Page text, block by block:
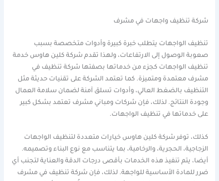
شركة تنظيف واجهات في مشرف
تنظيف الواجهات يتطلب خبرة كبيرة وأدوات متخصصة بسبب
صعوبة الوصول إلى الارتفاعات، ولهذا تقدم شركة كلين هاوس خدمة
تنظيف الواجهات كجزء من خدماتها بصفتها شركة تنظيف في
مشرف معتمدة ومتميزة. كما تعتمد الشركة على تقنيات حديثة مثل
التنظيف بالضغط العالي، وأدوات تسلق آمنة لضمان سلامة العمال
وجودة النتائج. لذلك، فإن شركات ومباني مشرف تعتمد بشكل كبير
على خدماتها في تنظيف الواجهات.
كذلك، توفر شركة كلين هاوس خيارات متعددة لتنظيف الواجهات
الزجاجية، الحجرية، والرخامية، بما يتناسب مع نوع البناء وتصميمه.
أيضا، يتم تنفيذ هذه الخدمات بأقصى درجات الدقة والعناية لتجنب أي
ضرر للمادة الأساسية للواجهة. لذلك، فإن شركة تنظيف في مشرف